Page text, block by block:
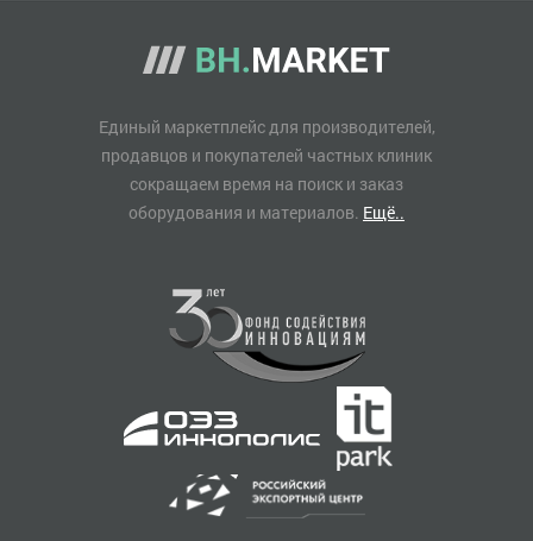
Единый маркетплейс для производителей,
продавцов и покупателей частных клиник
сокращаем время на поиск и заказ
оборудования и материалов. Ещё..